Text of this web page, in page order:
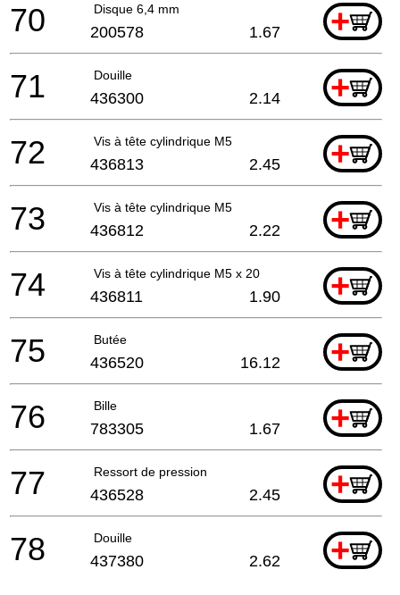
Disque 6,4 mm +
70 200578 1.67
Douille +
71 436300 2.14
Vis à tête cylindrique M5 +
72 436813 2.45
Vis à tête cylindrique M5 +
73 436812 2.22
Vis à tête cylindrique M5 x 20 +
74 436811 1.90
Butée +
75 436520 16.12
Bille +
76 783305 1.67
Ressort de pression +
77 436528 2.45
Douille +
78 437380 2.62